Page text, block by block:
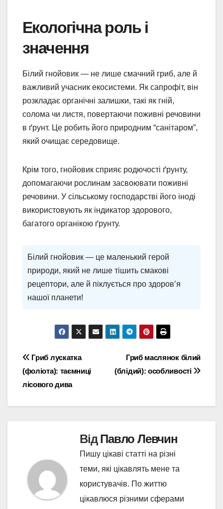
Екологічна роль і
значення
Білий гнойовик — не лише смачний гриб, але й
важливий учасник екосистеми. Як сапрофіт, він
розкладає органічні залишки, такі як гній,
солома чи листя, повертаючи поживні речовини
в ґрунт. Це робить його природним “санітаром”,
який очищає середовище.
Крім того, гнойовик сприяє родючості ґрунту,
допомагаючи рослинам засвоювати поживні
речовини. У сільському господарстві його іноді
використовують як індикатор здорового,
багатого органікою ґрунту.
Білий гнойовик — це маленький герой
природи, який не лише тішить смакові
рецептори, але й піклується про здоров’я
нашої планети!
Навігація
записів
Гриб маслянок білий
(блідий): особливості
Гриб лускатка
(фоліота): таємниці
лісового дива
ВідПавло Левчин
Пишу цікаві статті на різні
теми, які цікавлять мене та
користувачів. По життю
цікавлюся різними сферами